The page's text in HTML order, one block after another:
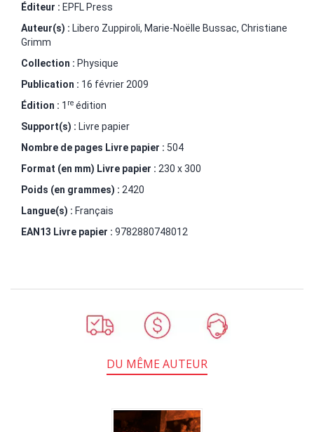
Éditeur : EPFL Press
Auteur(s) : Libero Zuppiroli, Marie-Noëlle Bussac, Christiane
Grimm
Collection : Physique
Publication : 16 février 2009
Édition : 1 re édition
Support(s) : Livre papier
Nombre de pages Livre papier : 504
Format (en mm) Livre papier : 230 x 300
Poids (en grammes) : 2420
Langue(s) : Français
EAN13 Livre papier : 9782880748012
DU MÊME AUTEUR